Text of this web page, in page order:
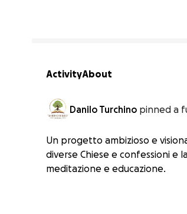
ActivityAbout
Danilo Turchino pinned a
Un progetto ambizioso e
diverse Chiese e confessioni e
meditazione e educazione.